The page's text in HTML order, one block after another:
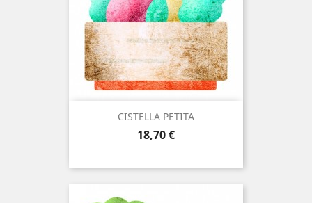
CISTELLA PETITA
Preu
18,70 €